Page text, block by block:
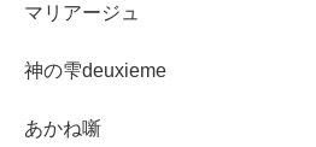
マリアージュ
神の雫deuxieme
あかね噺